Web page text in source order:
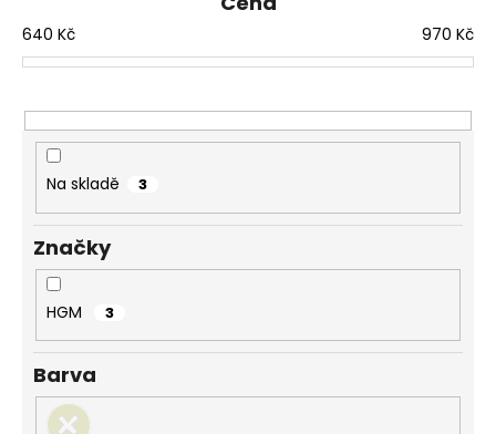
í
p
o
d
ů
640 Kč 970 Kč
Na skladě 3
Značky
HGM 3
Barva
í
t
p
o